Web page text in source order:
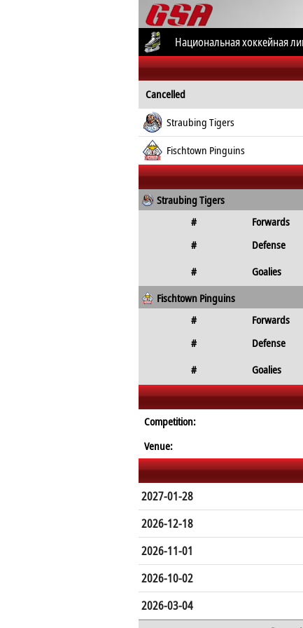
Национальная хоккейная
Немецкая хоккейная лига
Все
Cancelled
Straubing Tigers
Fischtown Pinguins
Straubing Tigers
#
Forwards
#
Defense
#
Goalies
Fischtown Pinguins
#
Forwards
#
Defense
#
Goalies
Competition:
Venue:
2027-01-28
2026-12-18
2026-11-01
2026-10-02
2026-03-04